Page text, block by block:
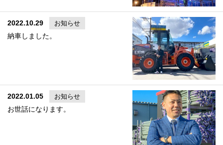
2022.10.29 お知らせ
納車しました。
2022.01.05 お知らせ
お世話になります。